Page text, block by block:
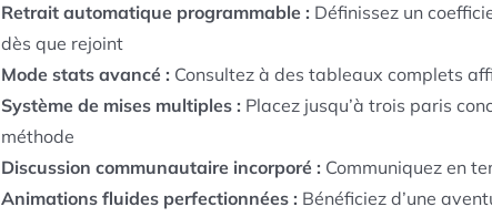
Retrait automatique programmable : Définissez un
dès que rejoint
Mode stats avancé : Consultez à des tableaux complets
Système de mises multiples : Placez jusqu’à trois paris
méthode
Discussion communautaire incorporé : Communiquez en
Animations fluides perfectionnées : Bénéficiez d’une